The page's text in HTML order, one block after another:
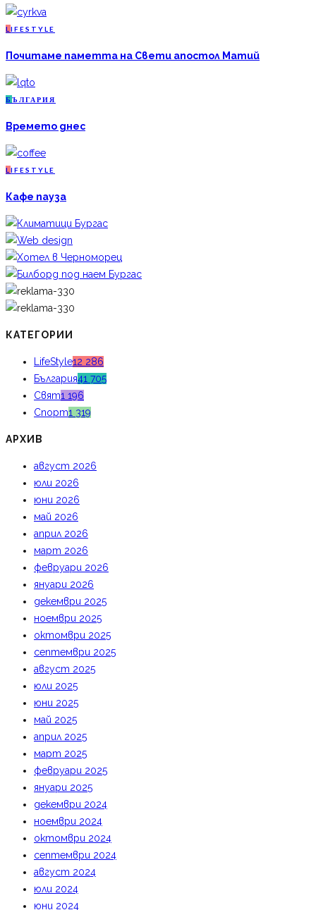
L IFESTYLE
Почитаме паметта на Свети апостол Матий
Б ЪЛГАРИЯ
Времето днес
L IFESTYLE
Кафе пауза
КАТЕГОРИИ
LifeStyle12 286
България41 705
Свят1 196
Спорт1 319
АРХИВ
август 2026
юли 2026
юни 2026
май 2026
април 2026
март 2026
февруари 2026
януари 2026
декември 2025
ноември 2025
октомври 2025
септември 2025
август 2025
юли 2025
юни 2025
май 2025
април 2025
март 2025
февруари 2025
януари 2025
декември 2024
ноември 2024
октомври 2024
септември 2024
август 2024
юли 2024
юни 2024